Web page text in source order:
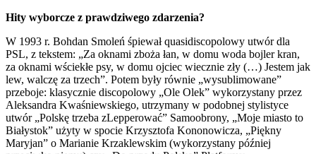
Hity wyborcze z prawdziwego zdarzenia?
W 1993 r. Bohdan Smoleń śpiewał quasidiscopolowy utwór dla
PSL, z tekstem: „Za oknami zboża łan, w domu woda bojler kran,
za oknami wściekłe psy, w domu ojciec wiecznie zły (…) Jestem jak
lew, walczę za trzech”. Potem były równie „wysublimowane”
przeboje: klasycznie discopolowy „Ole Olek” wykorzystany przez
Aleksandra Kwaśniewskiego, utrzymany w podobnej stylistyce
utwór „Polskę trzeba zLepperować” Samoobrony, „Moje miasto to
Białystok” użyty w spocie Krzysztofa Kononowicza, „Piękny
Maryjan” o Marianie Krzaklewskim (wykorzystany później